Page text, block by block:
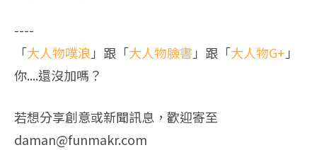
----
「大人物噗浪」跟「大人物臉書」跟「大人物G+」
你....還沒加嗎？
若想分享創意或新聞訊息，歡迎寄至
daman@funmakr.com